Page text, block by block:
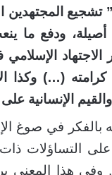
” تشجيع المجتهدين
أصيلة، ودفع ما
الإسلامي
كرامته (…) وكذا
الإنسانية
بالفكر في صوغ
التساؤلات
وفي هذا